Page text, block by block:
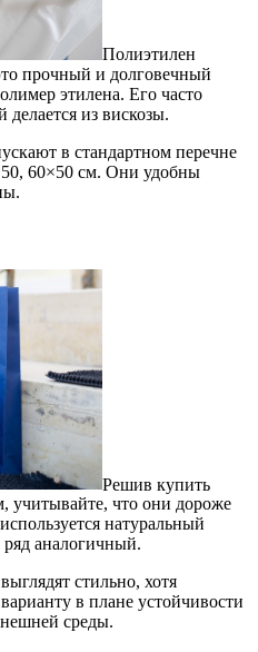
Полиэтилен
прочный и долговечный
этилена. Его часто
из вискозы.
в стандартном перечне
60×50 см. Они удобны
Решив купить
учитывайте, что они дороже
натуральный
аналогичный.
стильно, хотя
в плане устойчивости
среды.